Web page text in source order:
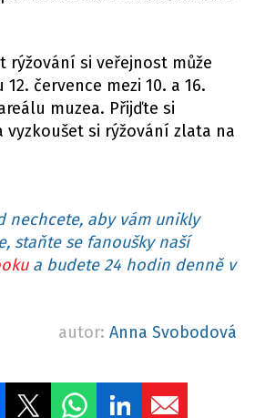
rýžování si veřejnost může
července mezi 10. a 16.
muzea. Přijďte si
si rýžování zlata na
nechcete, aby vám unikly
staňte se fanoušky naší
a budete 24 hodin denně v
autor: Anna Svobodová